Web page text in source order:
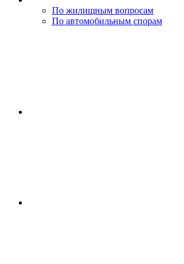
По жилищным вопросам
По автомобильным спорам